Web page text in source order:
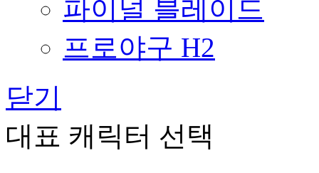
파이널 블레이드
프로야구 H2
닫기
대표 캐릭터 선택